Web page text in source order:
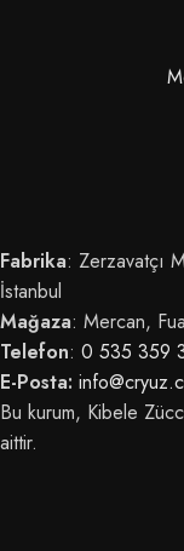
Fabrika: Zerzavatçı
İstanbul
Mağaza: Mercan,
Telefon: 0 535 359
E-Posta:
Bu kurum, Kibele
aittir.